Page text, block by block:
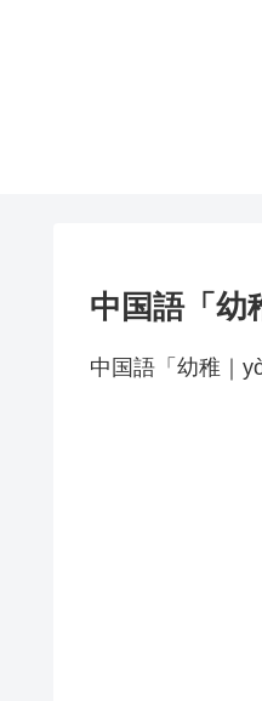
中国語「幼
中国語「幼稚｜